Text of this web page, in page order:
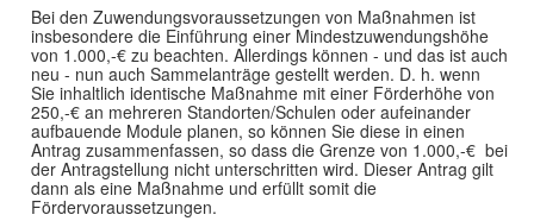
Bei den Zuwendungsvoraussetzungen von Maßnahmen ist
insbesondere die Einführung einer Mindestzuwendungshöhe
von 1.000,-€ zu beachten. Allerdings können - und das ist auch
neu - nun auch Sammelanträge gestellt werden. D. h. wenn
Sie inhaltlich identische Maßnahme mit einer Förderhöhe von
250,-€ an mehreren Standorten/Schulen oder aufeinander
aufbauende Module planen, so können Sie diese in einen
Antrag zusammenfassen, so dass die Grenze von 1.000,-€ bei
der Antragstellung nicht unterschritten wird. Dieser Antrag gilt
dann als eine Maßnahme und erfüllt somit die
Fördervoraussetzungen.